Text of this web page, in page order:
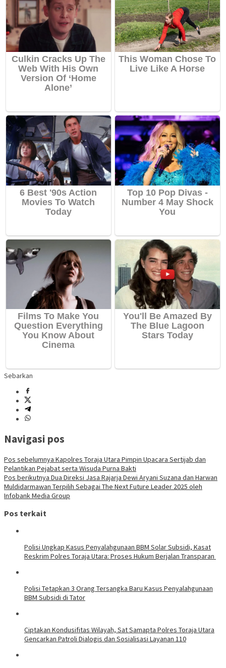
Sebarkan
Navigasi pos
Pos sebelumnya Kapolres Toraja Utara Pimpin Upacara Sertijab dan
Pelantikan Pejabat serta Wisuda Purna Bakti
Pos berikutnya Dua Direksi Jasa Rajarja Dewi Aryani Suzana dan Harwan
Muldidarmawan Terpilih Sebagai The Next Future Leader 2025 oleh
Infobank Media Group
Pos terkait
Polisi Ungkap Kasus Penyalahgunaan BBM Solar Subsidi, Kasat
Reskrim Polres Toraja Utara: Proses Hukum Berjalan Transparan
Polisi Tetapkan 3 Orang Tersangka Baru Kasus Penyalahgunaan
BBM Subsidi di Tator
Ciptakan Kondusifitas Wilayah, Sat Samapta Polres Toraja Utara
Gencarkan Patroli Dialogis dan Sosialisasi Layanan 110